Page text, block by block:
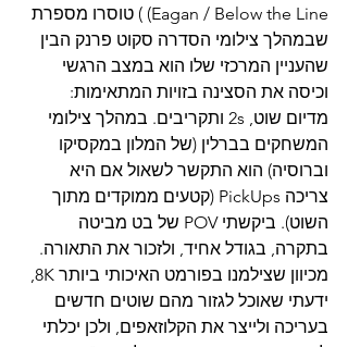
Eagan / Below the Line) ) טוסרו מספרת
שבמהלך צילומי הסדרה סקוט פרנק הבין
שהעניין המרכזי שלו הוא במצב הרגשי
וכיסה את הסצינה בזויות המתאימות:
מדיום שוט, 2s ותקריבים. במהלך צילומי
המשחקים בברלין (של המלון במקסיקו
וברוסיה) הוא התקשר לשאול אם היא
צריכה PickUps (קטעים ממוקדים מתוך
השוט). ביקשתי POV של בט מביטה
בתקרה, בגודל אחיד, ולזכור את התאורה.
ידעתי שאוכל לגזור מהם שוטים חדשים
בעריכה ולייצר את הקלוזאפים, ולכן יכלתי